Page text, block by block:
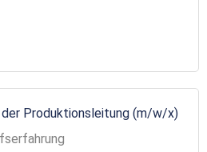
Produktionsleitung (m/w/x)